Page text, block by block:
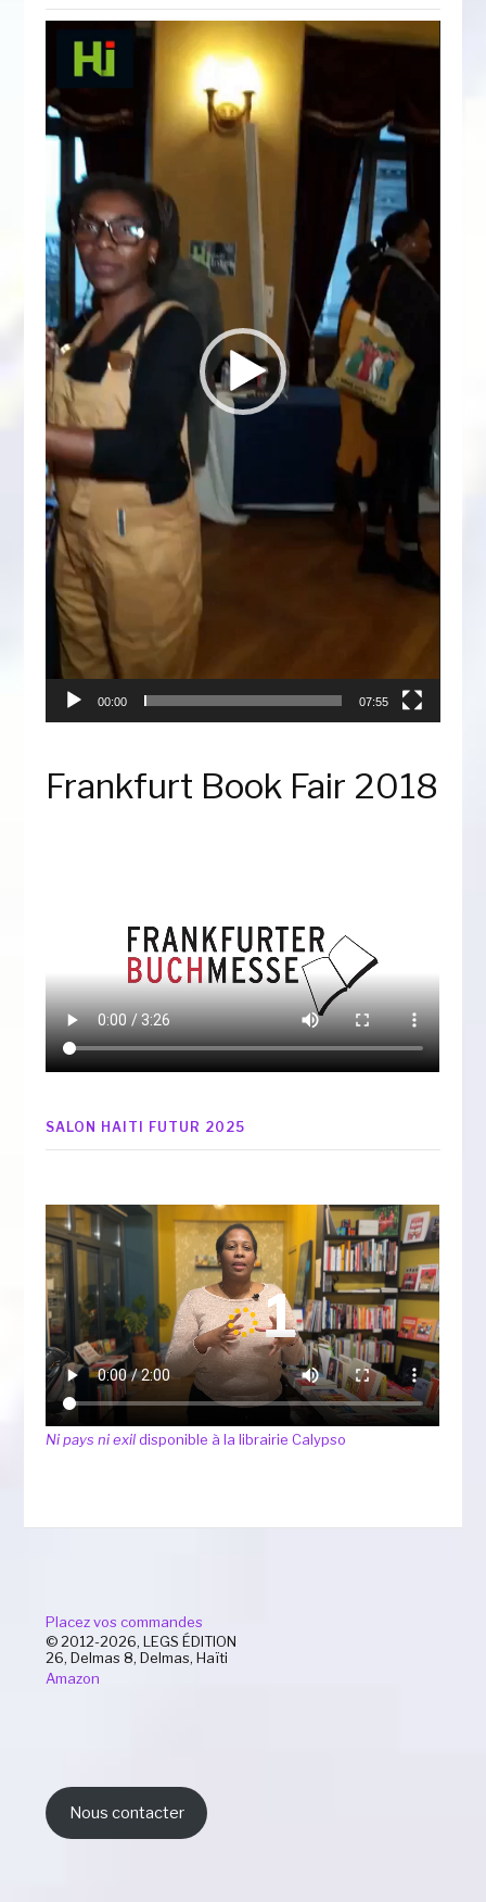
00:00 07:55
Frankfurt Book Fair 2018
SALON HAITI FUTUR 2025
Ni pays ni exildisponible à la librairie Calypso
Placez vos commandes
© 2012-2026, LEGS ÉDITION
26, Delmas 8, Delmas, Haïti
Amazon
Nous contacter